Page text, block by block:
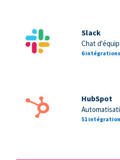
Slack
Chat
6 intégrations
HubSpot
51